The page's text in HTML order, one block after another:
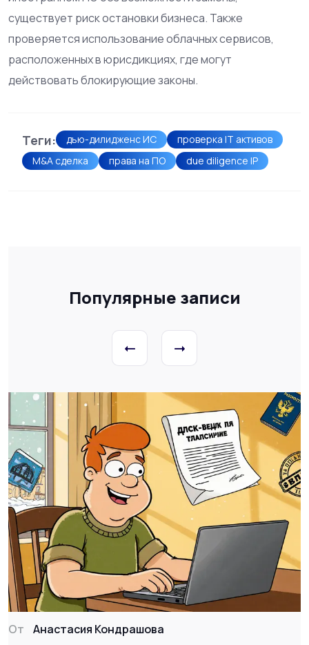
существует риск остановки бизнеса. Также
проверяется использование облачных сервисов,
расположенных в юрисдикциях, где могут
действовать блокирующие законы.
Теги: дью-дилидженс ИС
проверка IT активов
M&A сделка
права на ПО due diligence IP
Популярные записи
От Анастасия Кондрашова